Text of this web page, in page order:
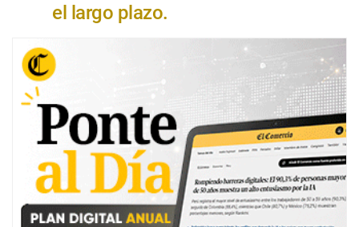
el largo plazo.